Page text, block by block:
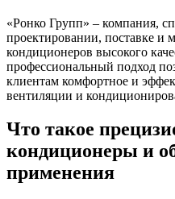
«Ронко Групп» – компания,
проектировании, поставке и
кондиционеров высокого
профессиональный подход
клиентам комфортное и
вентиляции и
Что такое
кондиционеры и
применения